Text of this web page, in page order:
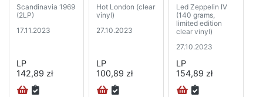
Scandinavia 1969
(2LP)
17.11.2023
LP
142,89 zł
Hot London (clear
vinyl)
27.10.2023
LP
100,89 zł
Led Zeppelin IV
(140 grams,
limited edition
clear vinyl)
27.10.2023
LP
154,89 zł